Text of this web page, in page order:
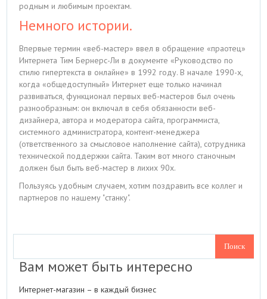
родным и любимым проектам.
Немного истории.
Впервые термин «веб-мастер» ввел в обращение «праотец»
Интернета Тим Бернерс-Ли в документе «Руководство по
стилю гипертекста в онлайне» в 1992 году. В начале 1990-х,
когда «общедоступный» Интернет еще только начинал
развиваться, функционал первых веб-мастеров был очень
разнообразным: он включал в себя обязанности веб-
дизайнера, автора и модератора сайта, программиста,
системного администратора, контент-менеджера
(ответственного за смысловое наполнение сайта), сотрудника
технической поддержки сайта. Таким вот много станочным
должен был быть веб-мастер в лихих 90х.
Пользуясь удобным случаем, хотим поздравить все коллег и
партнеров по нашему "станку".
Вам может быть интересно
Интернет-магазин – в каждый бизнес